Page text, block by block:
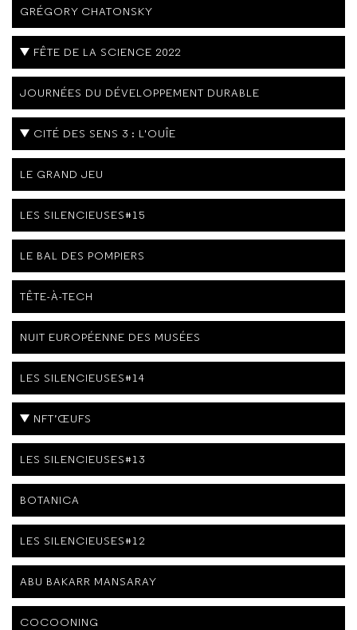
GRÉGORY CHATONSKY
FÊTE DE LA SCIENCE 2022
JOURNÉES DU DÉVELOPPEMENT DURABLE
CITÉ DES SENS 3 : L'OUÎE
LE GRAND JEU
LES SILENCIEUSES#15
LE BAL DES POMPIERS
TÊTE-À-TECH
NUIT EUROPÉENNE DES MUSÉES
LES SILENCIEUSES#14
NFT’ŒUFS
LES SILENCIEUSES#13
BOTANICA
LES SILENCIEUSES#12
ABU BAKARR MANSARAY
COCOONING